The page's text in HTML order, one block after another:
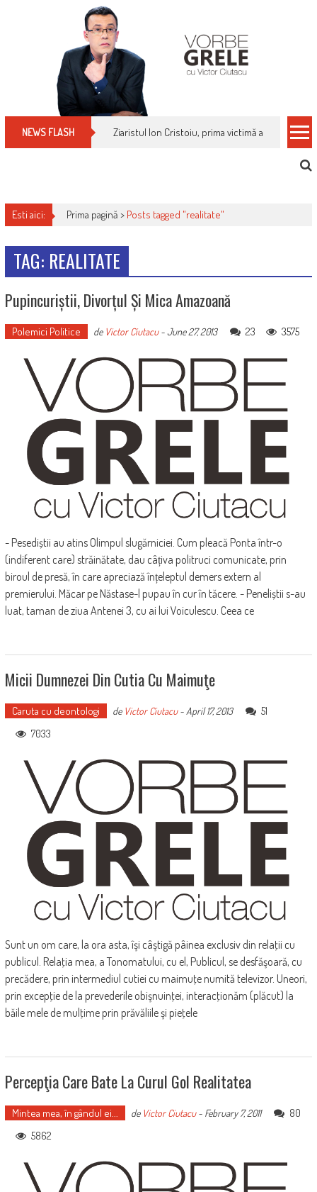
NEWS FLASH Ziaristul Ion Cristoiu, prima victimă a noi
Esti aici: Prima pagină > Posts tagged "realitate"
TAG: REALITATE
Pupincuriștii, Divorțul Și Mica Amazoană
Polemici Politice de Victor Ciutacu-June 27, 2013 23 3575
- Pesediștii au atins Olimpul slugărniciei. Cum pleacă Ponta într-o
(indiferent care) străinătate, dau câțiva politruci comunicate, prin
biroul de presă, în care apreciază înțeleptul demers extern al
premierului. Măcar pe Năstase-l pupau în cur în tăcere. - Peneliștii s-au
luat, taman de ziua Antenei 3, cu ai lui Voiculescu. Ceea ce
Micii Dumnezei Din Cutia Cu Maimuţe
Caruta cu deontologi de Victor Ciutacu-April 17, 2013
51
7033
Sunt un om care, la ora asta, îşi câştigă pâinea exclusiv din relaţii cu
publicul. Relaţia mea, a Tonomatului, cu el, Publicul, se desfăşoară, cu
precădere, prin intermediul cutiei cu maimuţe numită televizor. Uneori,
prin excepţie de la prevederile obişnuinţei, interacţionăm (plăcut) la
băile mele de mulţime prin prăvăliile şi pieţele
Percepţia Care Bate La Curul Gol Realitatea
Mintea mea, în gândul ei... de Victor Ciutacu- February 7, 2011
80
5862